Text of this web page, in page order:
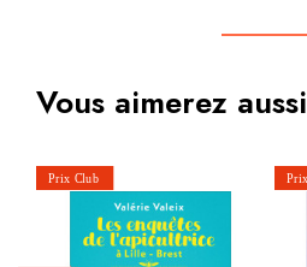
Vous aimerez aussi